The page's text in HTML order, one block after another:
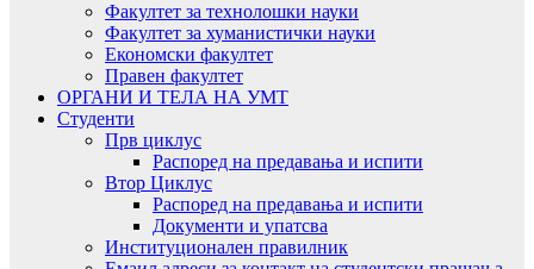
Факултет за технолошки науки
Факултет за хуманистички науки
Економски факултет
Правен факултет
ОРГАНИ И ТЕЛА НА УМТ
Студенти
Прв циклус
Распоред на предавањa и испити
Втор Циклус
Распоред на предавањa и испити
Документи и упатсва
Институционален правилник